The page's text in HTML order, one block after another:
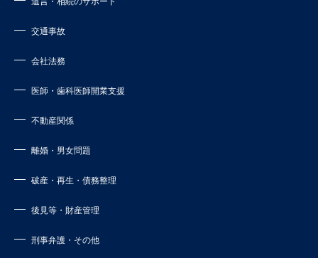
交通事故
会社法務
医師・歯科医師開業支援
不動産関係
離婚・男女問題
破産・再生・債務整理
後見等・財産管理
刑事弁護・その他